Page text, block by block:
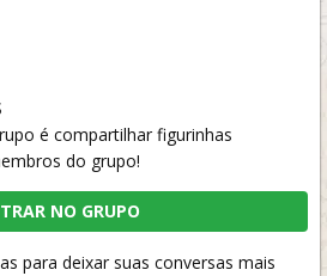
é compartilhar figurinhas
do grupo!
NO GRUPO
para deixar suas conversas mais